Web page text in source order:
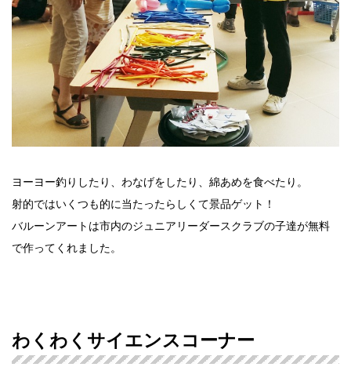
ヨーヨー釣りしたり、わなげをしたり、綿あめを食べたり。
射的ではいくつも的に当たったらしくて景品ゲット！
バルーンアートは市内のジュニアリーダースクラブの子達が無料
で作ってくれました。
わくわくサイエンスコーナー